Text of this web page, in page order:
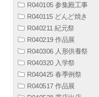
R040105 参集殿工事
R040115 どんど焼き
R040211 紀元祭
R040219 作品展
R040306 人形供養祭
R040320 入学祭
R040425 春季例祭
R040517 作品展